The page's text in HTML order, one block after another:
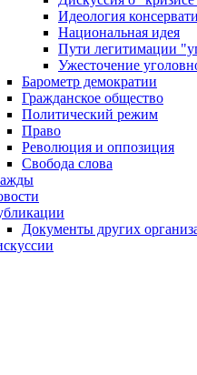
Идеология
Национальная идея
Пути легитимации
Ужесточение
Барометр демократии
Гражданское общество
Политический режим
Право
Революция и оппозиция
Свобода слова
Документы других